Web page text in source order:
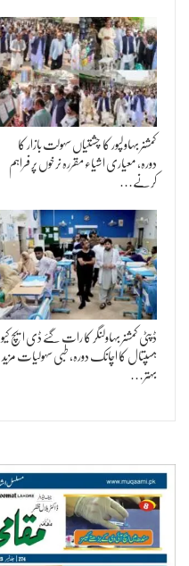
کمشنر بہاولپور کا چشتیاں سہولت بازار کا
دورہ، معیاری اشیاء مقررہ نرخوں پر فراہم
کرنے…
ڈپٹی کمشنر بہاولنگر کا رات گئے ڈی ایچ کیو
ہسپتال کا اچانک دورہ، طبی سہولیات مزید
بہتر…